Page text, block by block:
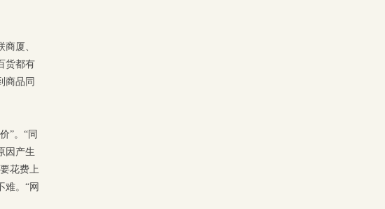
厦、
货都有
商品同
”。“同
因产生
花费上
难。“网